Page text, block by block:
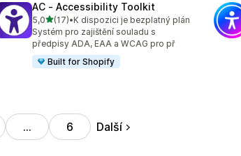
AC ‑ Accessibility Toolkit
5,0z 5 hvězd
(17)
Celkový počet recenzí: 17
•K dispozici je bezplatný plán
Systém pro zajištění souladu s
předpisy ADA, EAA a WCAG pro př
Built for Shopify
… 6 Další